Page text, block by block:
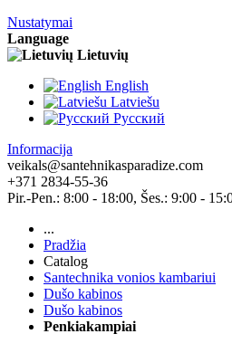
Nustatymai
Language
Lietuvių
English
Latviešu
Pусский
Informacija
veikals@santehnikasparadize.com
+371 2834-55-36
Pir.-Pen.: 8:00 - 18:00, Šes.: 9:00 -
...
Pradžia
Catalog
Santechnika vonios kambariui
Dušo kabinos
Dušo kabinos
Penkiakampiai